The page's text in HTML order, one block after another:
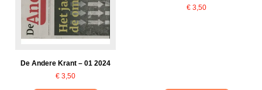
De Andere Krant – 01 2024
€ 3,50
€ 3,50